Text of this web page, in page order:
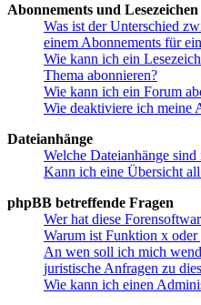
Abonnements und Lesezeichen
Was ist der Unterschied
einem Abonnements für
Wie kann ich ein
Thema abonnieren?
Wie kann ich ein Forum
Wie deaktiviere ich meine
Dateianhänge
Welche Dateianhänge
Kann ich eine Übersicht
phpBB betreffende Fragen
Wer hat diese
Warum ist Funktion x oder
An wen soll ich mich
juristische Anfragen zu
Wie kann ich einen